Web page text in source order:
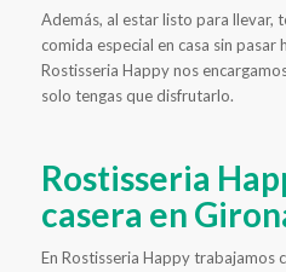
Además, al estar listo para llevar,
comida especial en casa sin pasar
Rostisseria Happy nos
solo tengas que disfrutarlo.
Rostisseria
casera en
En Rostisseria Happy trabajamos